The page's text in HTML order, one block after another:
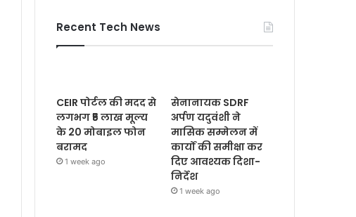
Recent Tech News
CEIR पोर्टल की मदद से
लगभग ₹5 लाख मूल्य
के 20 मोबाइल फोन
बरामद
1 week ago
सेनानायक SDRF
अर्पण यदुवंशी ने
मासिक सम्मेलन में
कार्यों की समीक्षा कर
दिए आवश्यक दिशा-
निर्देश
1 week ago